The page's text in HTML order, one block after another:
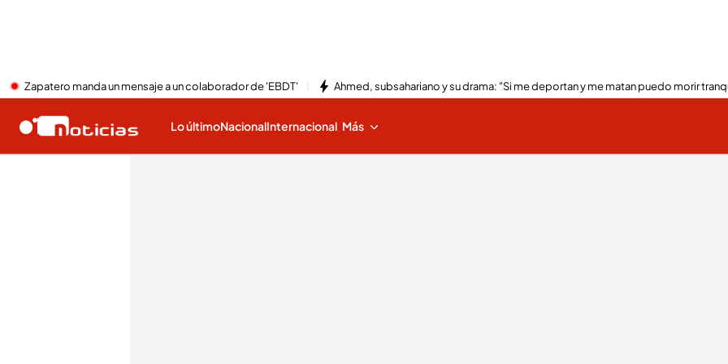
Zapatero manda un mensaje a un colaborador de 'EBDT' Ahmed, subsahariano y su drama: "Si me deportan y me matan puedo morir
Lo últimoNacionalInternacional Más